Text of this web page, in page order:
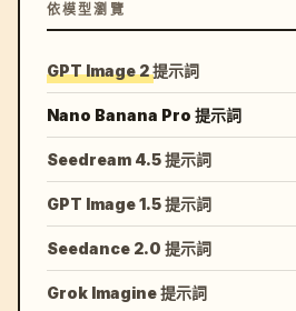
依模型瀏覽
GPT Image 2 提示詞
Nano Banana Pro 提示詞
Seedream 4.5 提示詞
GPT Image 1.5 提示詞
Seedance 2.0 提示詞
Grok Imagine 提示詞